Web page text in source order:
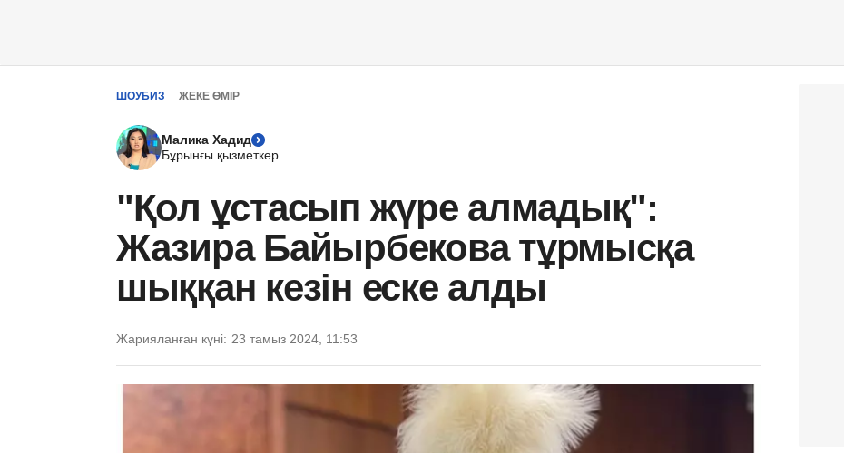
ШОУБИЗ ЖЕКЕ ӨМІР
Малика Хадид
Бұрынғы қызметкер
"Қол ұстасып жүре алмадық":
Жазира Байырбекова тұрмысқа
шыққан кезін еске алды
Жарияланған күні: 23 тамыз 2024, 11:53